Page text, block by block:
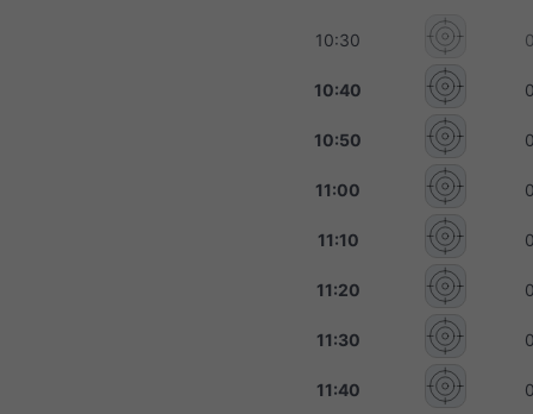
10:30
10:40
10:50
11:00
11:10
11:20
11:30
11:40